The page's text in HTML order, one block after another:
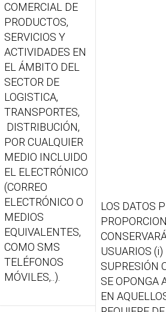
LOS DATOS
USUARIOS
SUPRESIÓN
SE OPONGA
EN
COMERCIAL DE
PRODUCTOS,
SERVICIOS Y
ACTIVIDADES EN
EL ÁMBITO DEL
SECTOR DE
LOGISTICA,
TRANSPORTES,
DISTRIBUCIÓN,
POR CUALQUIER
MEDIO INCLUIDO
EL ELECTRÓNICO
(CORREO
ELECTRÓNICO O
MEDIOS
EQUIVALENTES,
COMO SMS
TELÉFONOS
MÓVILES,..).